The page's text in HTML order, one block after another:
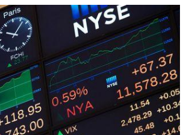
La Révolution Silencieuse : Quand Les Entrepreneurs Africains Décident de ne Plus se Taire
New to online sports betting? Consider These Tips to Play Your First Online Sports Betting Successfully